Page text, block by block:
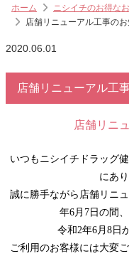
ホーム
ニシイチのお得な
店舗リニューアル工事の
2020.06.01
店舗リニューアル工
店舗リニ
いつもニシイチドラッグ
にあ
誠に勝手ながら店舗リニ
年6月7日の間
令和2年6月8日
ご利用のお客様には大変